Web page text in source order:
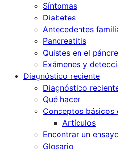
Síntomas
Diabetes
Antecedentes
Pancreatitis
Quistes en el
Exámenes y
Diagnóstico reciente
Diagnóstico
Qué hacer
Conceptos básicos
Artículos
Encontrar un
Glosario